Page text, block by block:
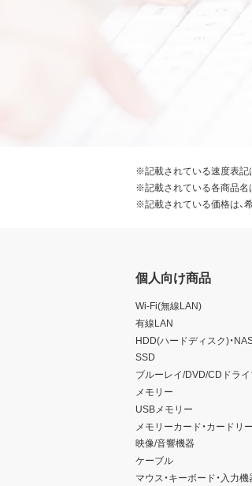
※記載されている速度表記
※記載されている各商品名
※記載されている価格は、
個人向け商品
Wi-Fi(無線LAN)
有線LAN
HDD(ハードディスク)・
SSD
ブルーレイ/DVD/CDドラ
メモリー
USBメモリー
メモリーカード・カードリ
映像/音響機器
ケーブル
マウス・キーボード・入力機